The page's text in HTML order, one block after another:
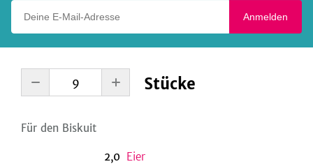
Anmelden
Stücke
Für den Biskuit
2,0 Eier